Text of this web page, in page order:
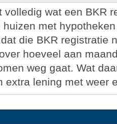
volledig wat een BKR
met
die BKR registratie
hoeveel aan
weg gaat. Wat
extra lening met weer